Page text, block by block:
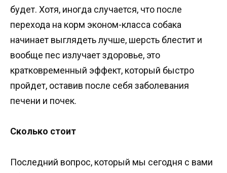
будет. Хотя, иногда случается, что после
перехода на корм эконом-класса собака
начинает выглядеть лучше, шерсть блестит и
вообще пес излучает здоровье, это
кратковременный эффект, который быстро
пройдет, оставив после себя заболевания
печени и почек.
Сколько стоит
Последний вопрос, который мы сегодня с вами